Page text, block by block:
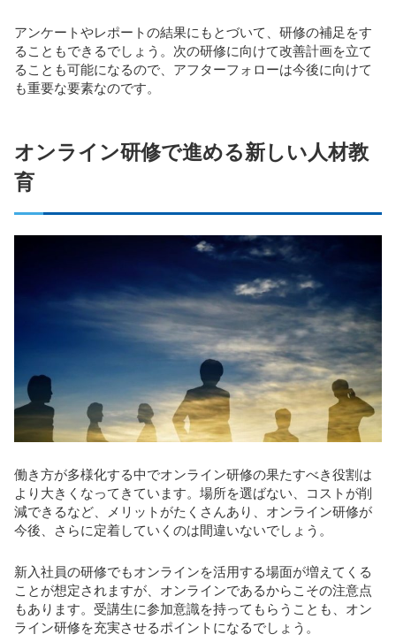
アンケートやレポートの結果にもとづいて、研修の補足をす
ることもできるでしょう。次の研修に向けて改善計画を立て
ることも可能になるので、アフターフォローは今後に向けて
も重要な要素なのです。
オンライン研修で進める新しい人材教
育
働き方が多様化する中でオンライン研修の果たすべき役割は
より大きくなってきています。場所を選ばない、コストが削
減できるなど、メリットがたくさんあり、オンライン研修が
今後、さらに定着していくのは間違いないでしょう。
新入社員の研修でもオンラインを活用する場面が増えてくる
ことが想定されますが、オンラインであるからこその注意点
もあります。受講生に参加意識を持ってもらうことも、オン
ライン研修を充実させるポイントになるでしょう。